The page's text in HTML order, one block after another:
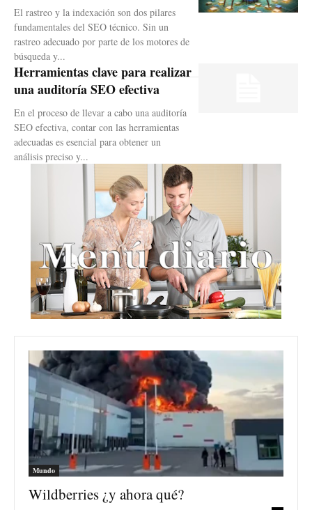
El rastreo y la indexación son dos pilares
fundamentales del SEO técnico. Sin un
rastreo adecuado por parte de los motores de
búsqueda y...
Herramientas clave para realizar
una auditoría SEO efectiva
En el proceso de llevar a cabo una auditoría
SEO efectiva, contar con las herramientas
adecuadas es esencial para obtener un
análisis preciso y...
Mundo
Wildberries ¿y ahora qué?